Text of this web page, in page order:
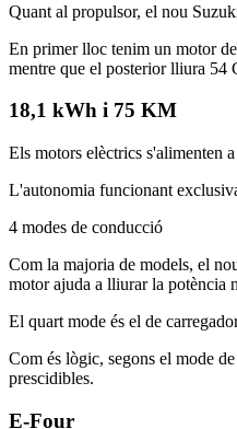
Quant al propulsor, el nou
En primer lloc tenim un motor
mentre que el posterior lliura 54
18,1 kWh i 75 KM
Els motors elèctrics s'alimenten
L'autonomia funcionant
4 modes de conducció
Com la majoria de models, el
motor ajuda a lliurar la potència
El quart mode és el de
Com és lògic, segons el mode
prescidibles.
E-Four